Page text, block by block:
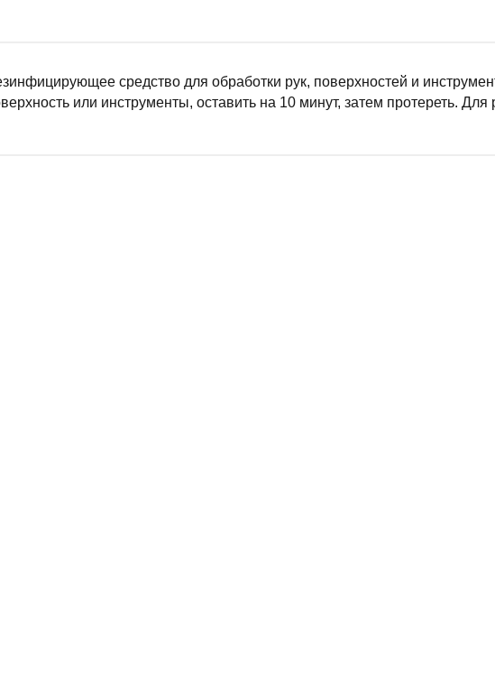
средство для обработки рук, поверхностей и
или инструменты, оставить на 10 минут, затем протереть.